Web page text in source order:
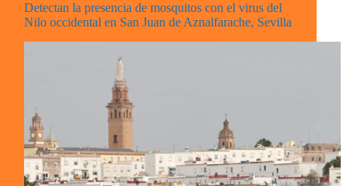
Detectan la presencia de mosquitos con el virus del
Nilo occidental en San Juan de Aznalfarache, Sevilla